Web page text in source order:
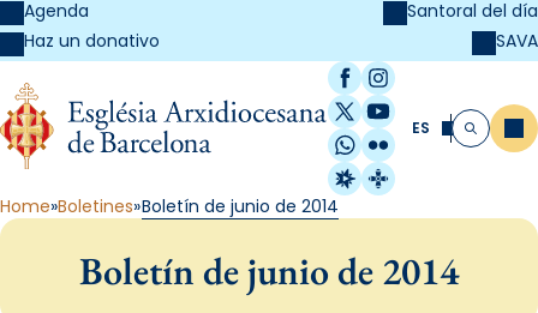
Agenda
Haz un donativo
Santoral del día
SAVA
Facebook
Instagram
X / Twitter
YouTube
WhatsApp
Flickr
Radio Estel
Catalunya
ES Buscar
Home Boletines Boletín de junio de 2014
Boletín de junio de 2014